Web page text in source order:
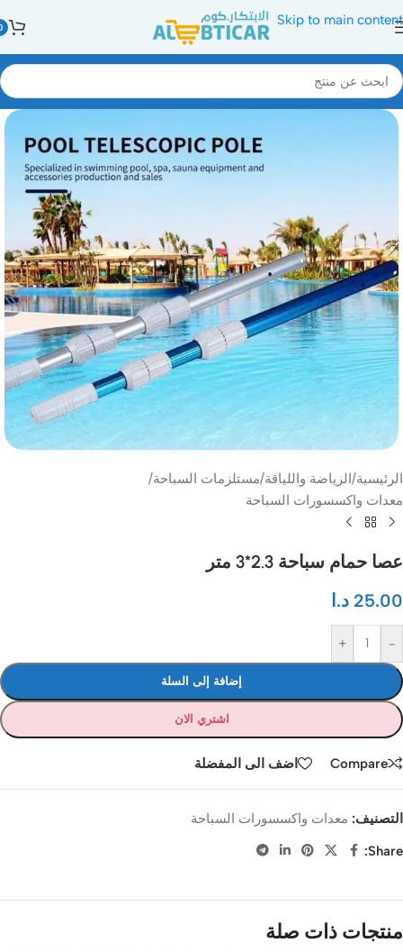
Skip to main content
الرئيسية/الرياضة واللياقة/مستلزمات السباحة/
معدات واكسسورات السباحة
عصا حمام سباحة 2.3*3 متر
25.00 د.ا
-
+
إضافة إلى السلة
اشتري الان
Compare اضف الى المفضلة
التصنيف: معدات واكسسورات السباحة
Share:
منتجات ذات صلة